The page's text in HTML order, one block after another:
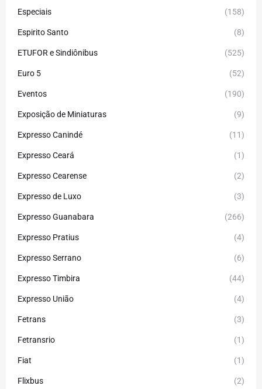
Especiais (158)
Espirito Santo (8)
ETUFOR e Sindiônibus (525)
Euro 5 (52)
Eventos (190)
Exposição de Miniaturas (9)
Expresso Canindé (11)
Expresso Ceará (1)
Expresso Cearense (2)
Expresso de Luxo (3)
Expresso Guanabara (266)
Expresso Pratius (4)
Expresso Serrano (6)
Expresso Timbira (44)
Expresso União (4)
Fetrans (3)
Fetransrio (1)
Fiat (1)
Flixbus (2)